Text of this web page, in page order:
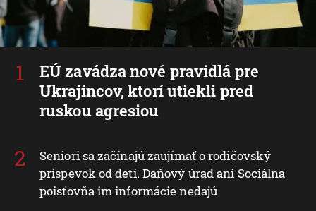
EÚ zavádza nové pravidlá pre
Ukrajincov, ktorí utiekli pred
ruskou agresiou
Seniori sa začínajú zaujímať o rodičovský
príspevok od detí. Daňový úrad ani Sociálna
poisťovňa im informácie nedajú